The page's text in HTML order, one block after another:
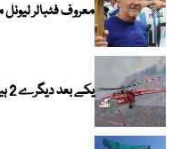
معروف فٹبالر
یکے بعد دیگرے 2 ہیلی کاپٹر گر کر تباہ؛ متعدد ہلاکتیں